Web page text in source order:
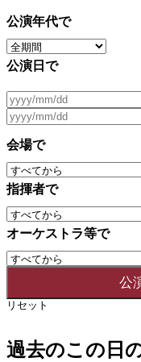
公演年代で
公演日で
会場で
指揮者で
オーケストラ等で
リセット
過去のこの日